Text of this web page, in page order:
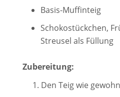
Basis-Muffinteig
Schokostückchen,
Streusel als Füllung
Zubereitung:
Den Teig wie